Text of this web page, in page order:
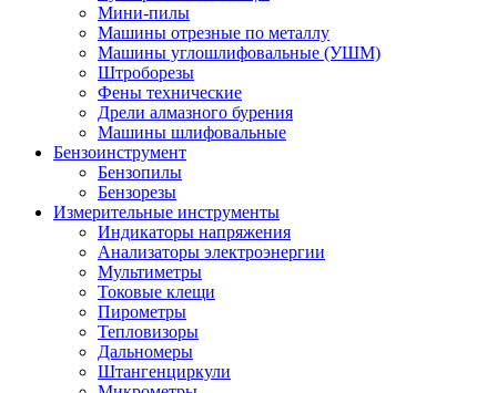
Мини-пилы
Машины отрезные по металлу
Машины углошлифовальные (УШМ)
Штроборезы
Фены технические
Дрели алмазного бурения
Машины шлифовальные
Бензоинструмент
Бензопилы
Бензорезы
Измерительные инструменты
Индикаторы напряжения
Анализаторы электроэнергии
Мультиметры
Токовые клещи
Пирометры
Тепловизоры
Дальномеры
Штангенциркули